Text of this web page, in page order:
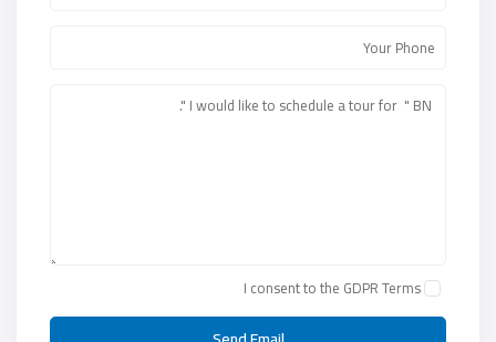
I consent to the GDPR Terms